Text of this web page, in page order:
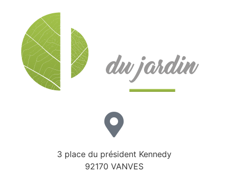
3 place du président Kennedy
92170 VANVES